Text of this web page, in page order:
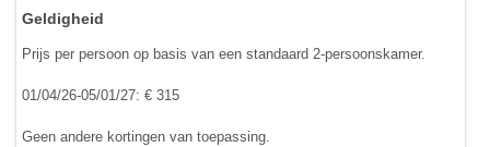
Geldigheid
Prijs per persoon op basis van een standaard 2-persoonskamer.
01/04/26-05/01/27: € 315
Geen andere kortingen van toepassing.